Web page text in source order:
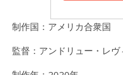
制作国：アメリカ合衆国
監督：アンドリュー・レヴ